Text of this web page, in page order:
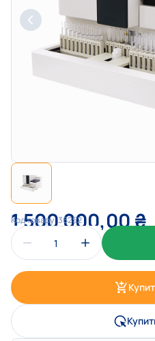
1 500 000,00₴
Код товару:36252